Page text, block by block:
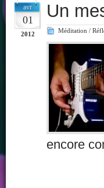
avr
01
2012
Un
Méditation /
encore